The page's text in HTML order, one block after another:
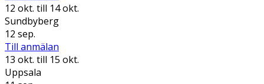
12 okt. till 14 okt.
Sundbyberg
12 sep.
Till anmälan
13 okt. till 15 okt.
Uppsala